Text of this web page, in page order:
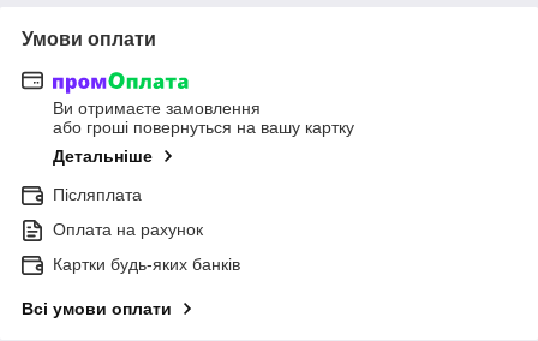
Умови оплати
Ви отримаєте замовлення
або гроші повернуться на вашу картку
Детальніше
Післяплата
Оплата на рахунок
Картки будь-яких банків
Всі умови оплати